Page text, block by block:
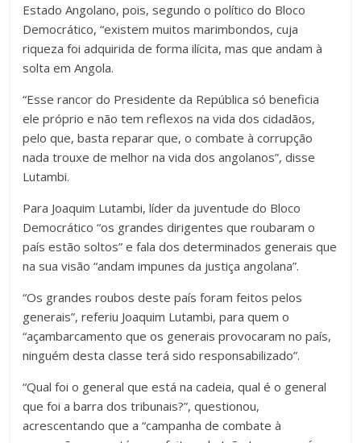
Estado Angolano, pois, segundo o político do Bloco
Democrático, “existem muitos marimbondos, cuja
riqueza foi adquirida de forma ilícita, mas que andam à
solta em Angola.
“Esse rancor do Presidente da República só beneficia
ele próprio e não tem reflexos na vida dos cidadãos,
pelo que, basta reparar que, o combate à corrupção
nada trouxe de melhor na vida dos angolanos”, disse
Lutambi.
Para Joaquim Lutambi, líder da juventude do Bloco
Democrático “os grandes dirigentes que roubaram o
país estão soltos” e fala dos determinados generais que
na sua visão “andam impunes da justiça angolana”.
“Os grandes roubos deste país foram feitos pelos
generais”, referiu Joaquim Lutambi, para quem o
“açambarcamento que os generais provocaram no país,
ninguém desta classe terá sido responsabilizado”.
“Qual foi o general que está na cadeia, qual é o general
que foi a barra dos tribunais?”, questionou,
acrescentando que a “campanha de combate à